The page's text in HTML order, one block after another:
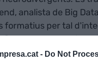
- Do Not
analista de Big
formatius per tal
d'inserció